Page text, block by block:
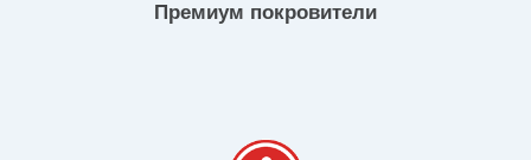
Премиум покровители